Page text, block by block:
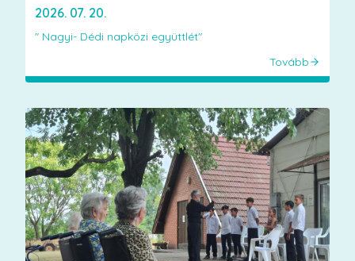
2026. 07. 20.
" Nagyi- Dédi napközi együttlét"
Tovább